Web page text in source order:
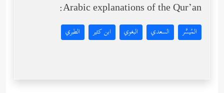
Arabic explanations of the Qur’an:
المُيسَّر السعدي البغوي ابن كثير الطبري